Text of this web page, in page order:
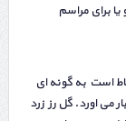
برای مراسم
است به گونه ای
می اورد. گل رز زرد